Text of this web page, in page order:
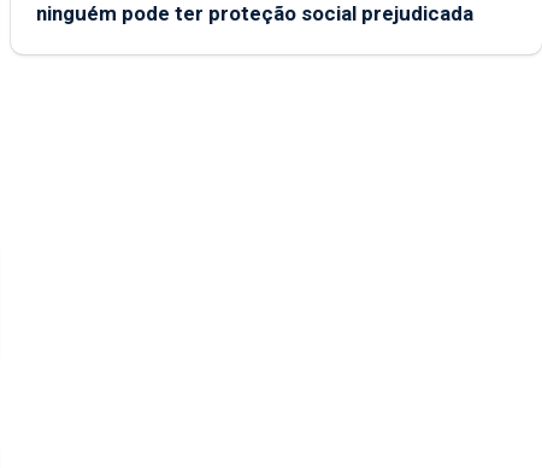
ninguém pode ter proteção social prejudicada